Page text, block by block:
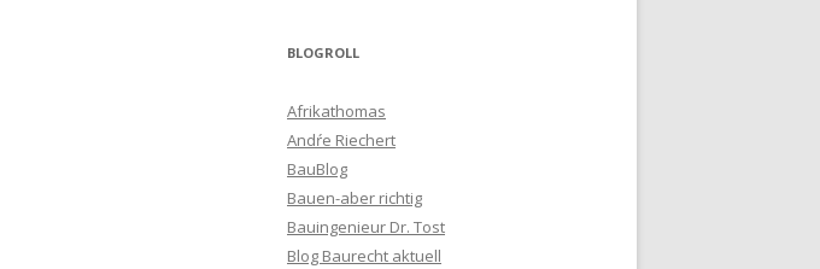
BLOGROLL
Afrikathomas
Andŕe Riechert
BauBlog
Bauen-aber richtig
Bauingenieur Dr. Tost
Blog Baurecht aktuell